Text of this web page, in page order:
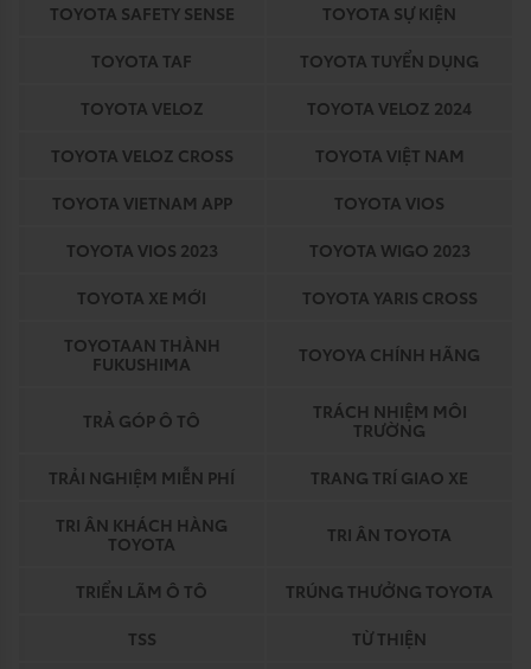
TOYOTA SAFETY SENSE
TOYOTA SỰ KIỆN
TOYOTA TAF
TOYOTA TUYỂN DỤNG
TOYOTA VELOZ
TOYOTA VELOZ 2024
TOYOTA VELOZ CROSS
TOYOTA VIỆT NAM
TOYOTA VIETNAM APP
TOYOTA VIOS
TOYOTA VIOS 2023
TOYOTA WIGO 2023
TOYOTA XE MỚI
TOYOTA YARIS CROSS
TOYOTAAN THÀNH
FUKUSHIMA
TOYOYA CHÍNH HÃNG
TRẢ GÓP Ô TÔ
TRÁCH NHIỆM MÔI
TRƯỜNG
TRẢI NGHIỆM MIỄN PHÍ
TRANG TRÍ GIAO XE
TRI ÂN KHÁCH HÀNG
TOYOTA
TRI ÂN TOYOTA
TRIỂN LÃM Ô TÔ
TRÚNG THƯỞNG TOYOTA
TSS
TỪ THIỆN